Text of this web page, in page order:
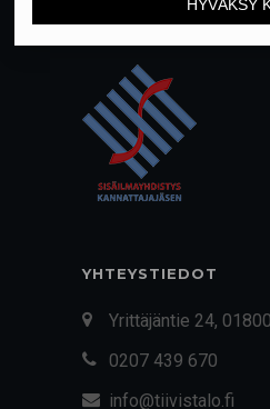
YHTEYSTIEDOT
Yrittäjäntie 24,
0207 439 670
info@tiivistalo.fi